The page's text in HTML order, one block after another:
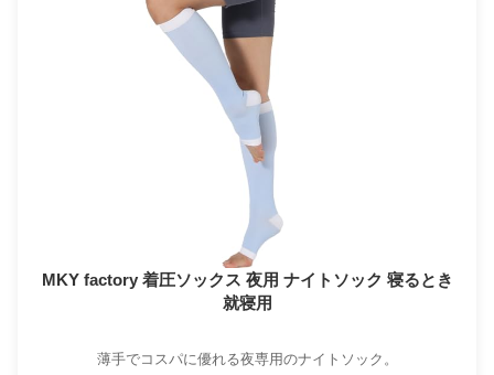
MKY factory 着圧ソックス 夜用 ナイトソック 寝るとき
就寝用
薄手でコスパに優れる夜専用のナイトソック。